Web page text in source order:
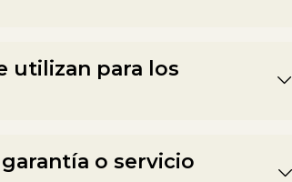
utilizan para los
o servicio